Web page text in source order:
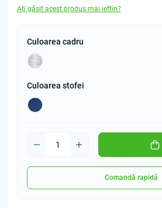
Ați găsit acest produs mai ieftin?
Culoarea cadru
Culoarea stofei
Comandă rapidă